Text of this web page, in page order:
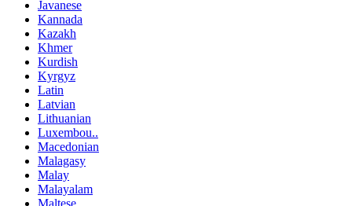
Javanese
Kannada
Kazakh
Khmer
Kurdish
Kyrgyz
Latin
Latvian
Lithuanian
Luxembou..
Macedonian
Malagasy
Malay
Malayalam